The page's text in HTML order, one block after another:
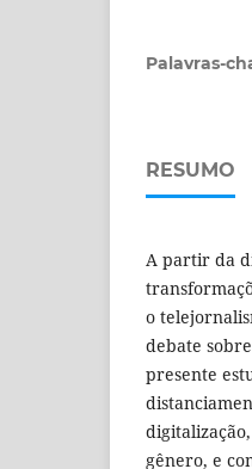
Palavras-
RESUMO
A partir da
o
debate
presente
gênero, e